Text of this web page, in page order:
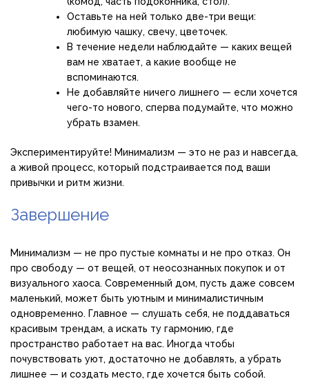
Оставьте на ней только две-три вещи:
любимую чашку, свечу, цветочек.
В течение недели наблюдайте — каких вещей
вам не хватает, а какие вообще не
вспоминаются.
Не добавляйте ничего лишнего — если хочется
чего-то нового, сперва подумайте, что можно
убрать взамен.
Экспериментируйте! Минимализм — это не раз и навсегда,
а живой процесс, который подстраивается под ваши
привычки и ритм жизни.
Завершение
Минимализм — не про пустые комнаты и не про отказ. Он
про свободу — от вещей, от неосознанных покупок и от
визуального хаоса. Современный дом, пусть даже совсем
маленький, может быть уютным и минималистичным
одновременно. Главное — слушать себя, не поддаваться
красивым трендам, а искать ту гармонию, где
пространство работает на вас. Иногда чтобы
почувствовать уют, достаточно не добавлять, а убрать
лишнее — и создать место, где хочется быть собой.